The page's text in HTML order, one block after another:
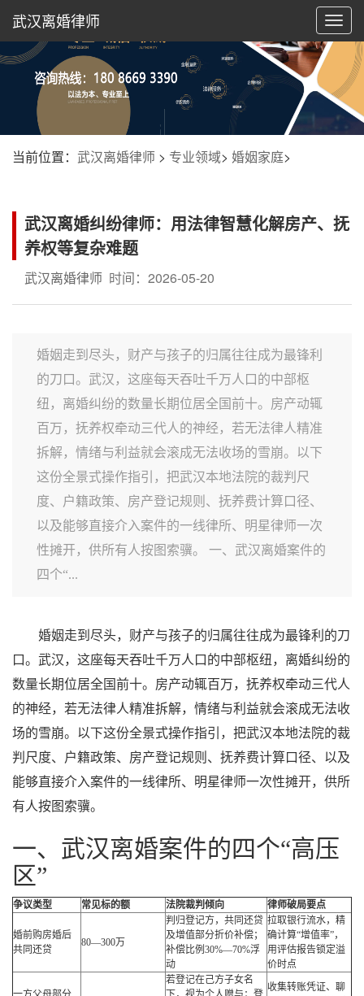
切
换
航
武汉离婚律师
当前位置： 武汉离婚律师 > 专业领域> 婚姻家庭>
武汉离婚纠纷律师：用法律智慧化解房产、抚
养权等复杂难题
武汉离婚律师 时间：2026-05-20
婚姻走到尽头，财产与孩子的归属往往成为最锋利
的刀口。武汉，这座每天吞吐千万人口的中部枢
纽，离婚纠纷的数量长期位居全国前十。房产动辄
百万，抚养权牵动三代人的神经，若无法律人精准
拆解，情绪与利益就会滚成无法收场的雪崩。以下
这份全景式操作指引，把武汉本地法院的裁判尺
度、户籍政策、房产登记规则、抚养费计算口径、
以及能够直接介入案件的一线律所、明星律师一次
性摊开，供所有人按图索骥。 一、武汉离婚案件的
四个“...
婚姻走到尽头，财产与孩子的归属往往成为最锋利的刀
口。武汉，这座每天吞吐千万人口的中部枢纽，离婚纠纷的
数量长期位居全国前十。房产动辄百万，抚养权牵动三代人
的神经，若无法律人精准拆解，情绪与利益就会滚成无法收
场的雪崩。以下这份全景式操作指引，把武汉本地法院的裁
判尺度、户籍政策、房产登记规则、抚养费计算口径、以及
能够直接介入案件的一线律所、明星律师一次性摊开，供所
有人按图索骥。
一、武汉离婚案件的四个“高压
区”
争议类型 常见标的额 法院裁判倾向 律师破局要点
婚前购房婚后
共同还贷
80—300万
判归登记方，共同还贷
及增值部分折价补偿；
补偿比例30%—70%浮
动
拉取银行流水，精
确计算“增值率”，
用评估报告锁定溢
价时点
若登记在己方子女名
收集转账凭证、聊